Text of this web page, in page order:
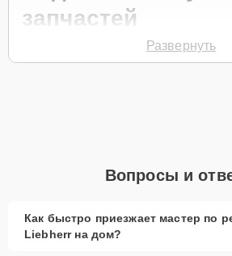
запчастей
Для ремонта морозильной камеры модели
активное использование
запчастей.
При наличии планов в скором
Развернуть
Вопросы и
Как быстро приезжает мастер по
Liebherr на дом?